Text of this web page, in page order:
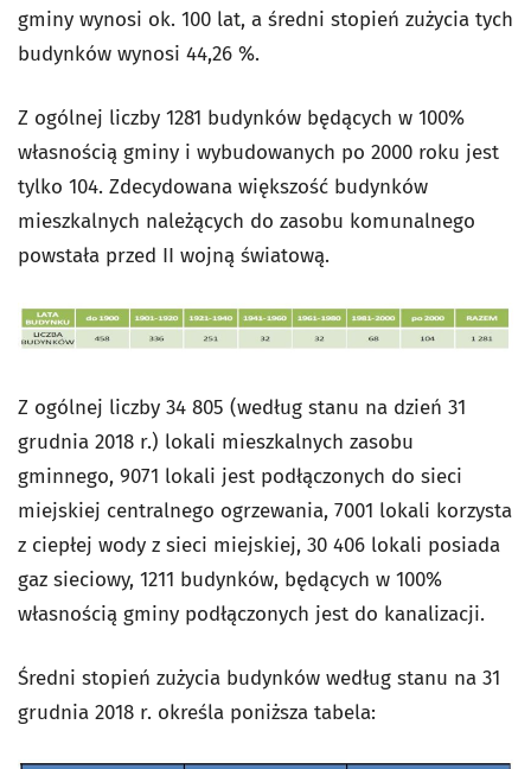
gminy wynosi ok. 100 lat, a średni stopień zużycia tych
budynków wynosi 44,26 %.
Z ogólnej liczby 1281 budynków będących w 100%
własnością gminy i wybudowanych po 2000 roku jest
tylko 104. Zdecydowana większość budynków
mieszkalnych należących do zasobu komunalnego
powstała przed II wojną światową.
Z ogólnej liczby 34 805 (według stanu na dzień 31
grudnia 2018 r.) lokali mieszkalnych zasobu
gminnego, 9071 lokali jest podłączonych do sieci
miejskiej centralnego ogrzewania, 7001 lokali korzysta
z ciepłej wody z sieci miejskiej, 30 406 lokali posiada
gaz sieciowy, 1211 budynków, będących w 100%
własnością gminy podłączonych jest do kanalizacji.
Średni stopień zużycia budynków według stanu na 31
grudnia 2018 r. określa poniższa tabela: